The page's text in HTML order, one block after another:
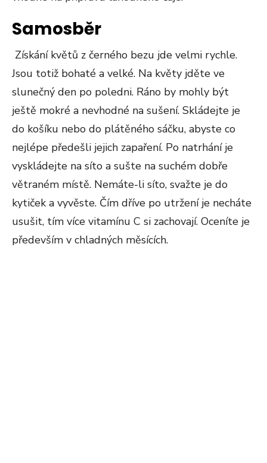
Samosběr
Získání květů z černého bezu jde velmi rychle.
Jsou totiž bohaté a velké. Na květy jděte ve
slunečný den po poledni. Ráno by mohly být
ještě mokré a nevhodné na sušení. Skládejte je
do košíku nebo do plátěného sáčku, abyste co
nejlépe předešli jejich zapaření. Po natrhání je
vyskládejte na síto a sušte na suchém dobře
větraném místě. Nemáte-li síto, svažte je do
kytiček a vyvěste. Čím dříve po utržení je necháte
usušit, tím více vitamínu C si zachovají. Oceníte je
především v chladných měsících.